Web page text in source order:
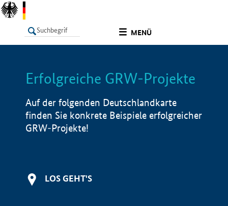
MENÜ
LISTE Info
Erfolgreiche GRW-Projekte
Auf der folgenden Deutschlandkarte
finden Sie konkrete Beispiele erfolgreicher
GRW-Projekte!
LOS GEHT'S